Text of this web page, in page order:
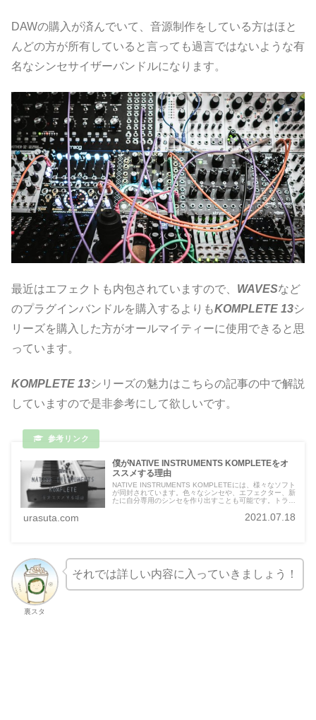
DAWの購入が済んでいて、音源制作をしている方はほと
んどの方が所有していると言っても過言ではないような有
名なシンセサイザーバンドルになります。
最近はエフェクトも内包されていますので、 WAVESなど
のプラグインバンドルを購入するよりもKOMPLETE 13シ
リーズを購入した方がオールマイティーに使用できると思
っています。
KOMPLETE 13シリーズの魅力はこちらの記事の中で解説
していますので是非参考にして欲しいです。
僕がNATIVE INSTRUMENTS KOMPLETEをオ
ススメする理由
NATIVE INSTRUMENTS KOMPLETEには、様々なソフト
が同封されています。色々なシンセや、エフェクター、新
たに自分専用のシンセを作り出すことも可能です。トラッ
urasuta.com 2021.07.18
裏スタ
それでは詳しい内容に入っていきましょう！